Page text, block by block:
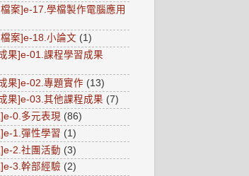
案]e-17.學檔製作電腦應用
案]e-18.小論文 (1)
果]e-01.課程學習成果
果]e-02.專題實作 (13)
果]e-03.其他課程成果 (7)
0.多元表現 (86)
1.彈性學習 (1)
2.社團活動 (3)
3.幹部經驗 (2)